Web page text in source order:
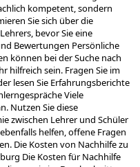
kompetent, sondern
Sie sich über die
bevor Sie eine
Bewertungen Persönliche
können bei der Suche nach
hilfreich sein. Fragen Sie im
lesen Sie Erfahrungsberichte
Viele
Nutzen Sie diese
zwischen Lehrer und Schüler
helfen, offene Fragen
Die Kosten von Nachhilfe zu
Die Kosten für Nachhilfe